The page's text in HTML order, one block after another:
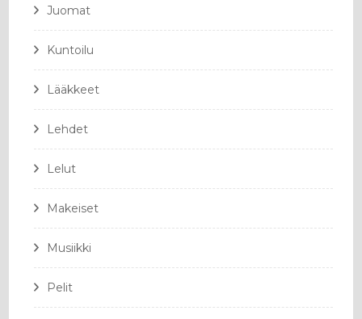
Juomat
Kuntoilu
Lääkkeet
Lehdet
Lelut
Makeiset
Musiikki
Pelit